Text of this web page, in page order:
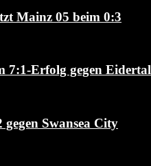
Mainz 05 beim 0:3
7:1-Erfolg gegen Eidertal
Swansea City